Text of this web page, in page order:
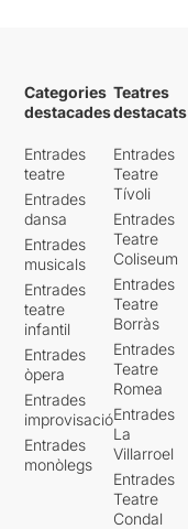
Categories
destacades
Entrades
teatre
Entrades
dansa
Entrades
musicals
Entrades
teatre
infantil
Entrades
òpera
Entrades
improvisació
Entrades
monòlegs
Teatres
destacats
Entrades
Teatre
Tívoli
Entrades
Teatre
Coliseum
Entrades
Teatre
Borràs
Entrades
Teatre
Romea
Entrades
La
Villarroel
Entrades
Teatre
Condal